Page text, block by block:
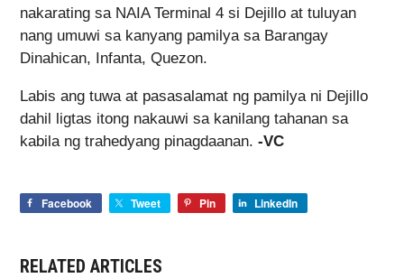
nakarating sa NAIA Terminal 4 si Dejillo at tuluyan
nang umuwi sa kanyang pamilya sa Barangay
Dinahican, Infanta, Quezon.
Labis ang tuwa at pasasalamat ng pamilya ni Dejillo
dahil ligtas itong nakauwi sa kanilang tahanan sa
kabila ng trahedyang pinagdaanan. -VC
Facebook Tweet Pin LinkedIn
RELATED ARTICLES